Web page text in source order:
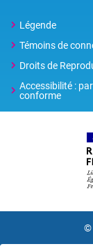
Légende
Témoins de
Droits de
Accessibilité :
conforme
©